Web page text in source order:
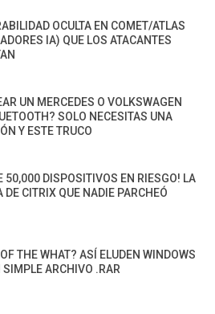
OCULTA EN COMET/ATLAS
IA) QUE LOS ATACANTES
UN MERCEDES O VOLKSWAGEN
SOLO NECESITAS UNA
Y ESTE TRUCO
50,000 DISPOSITIVOS EN RIESGO! LA
DE CITRIX QUE NADIE PARCHEÓ
THE WHAT? ASÍ ELUDEN WINDOWS
SIMPLE ARCHIVO .RAR